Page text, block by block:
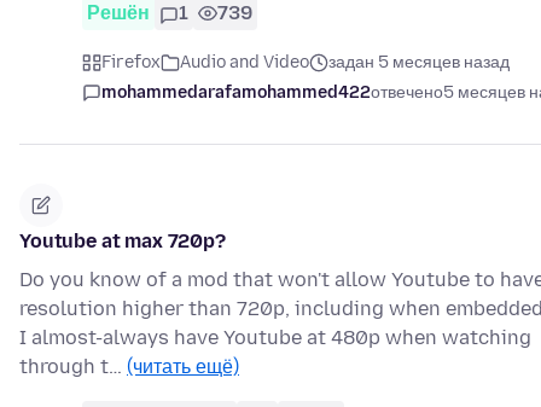
Решён 1 739
Firefox Audio and Video
задан 5 месяцев назад
mohammedarafamohammed422отвечено5 месяцев
Youtube at max 720p?
Do you know of a mod that won't allow Youtube to
resolution higher than 720p, including when
I almost-always have Youtube at 480p when watching
through t… (читать ещё)